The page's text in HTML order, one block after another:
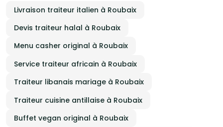
Livraison traiteur italien à Roubaix
Devis traiteur halal à Roubaix
Menu casher original à Roubaix
Service traiteur africain à Roubaix
Traiteur libanais mariage à Roubaix
Traiteur cuisine antillaise à Roubaix
Buffet vegan original à Roubaix